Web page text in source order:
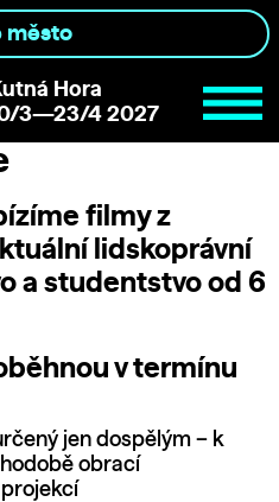
Hora
3—23/4 2027
filmy z
lidskoprávní
a studentstvo od 6
v termínu
jen dospělým – k
obrací